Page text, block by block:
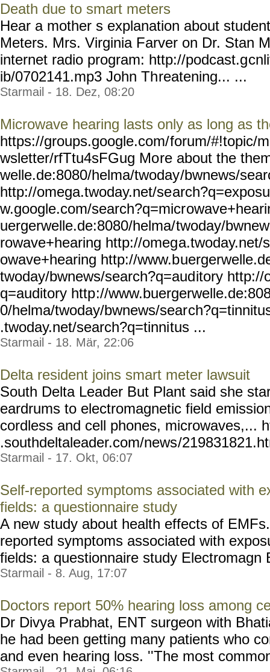
Death due to smart meters
Hear a mother s explanation about
Meters. Mrs. Virginia Farver on Dr. Stan
internet radio program: http://podcast.g
ib/0702141.mp3 John Threatening... ...
Starmail - 18. Dez, 08:20
Microwave hearing lasts only as long as
https://groups.google.com/forum/#!topic/
wsletter/rfTtu4sFGug More about the
welle.de:8080/helma/twoday/bwnews/
http://omega.twoday.net/se
w.google.com/search?q=micr
uergerwelle.de:8080/helma/twoday/
rowave+hearing http://omega.twoday.net/
owave+hearing http://www.b
twoday/bwnews/search?q=auditory http://
q=auditory http://
0/helma/twoday/bwnews/sear
.twoday.net/search?q=tinnitus ...
Starmail - 18. Mär, 22:06
Delta resident joins smart meter lawsuit
South Delta Leader But Plant said she
eardrums to electromagnetic field
cordless and cell phones, microwaves,...
.southdeltaleader.com/news/
Starmail - 17. Okt, 06:07
Self-reported symptoms associated with
fields: a questionnaire study
A new study about health effects of
reported symptoms associated with
fields: a questionnaire study Electromagn
Starmail - 8. Aug, 17:07
Doctors report 50% hearing loss among
Dr Divya Prabhat, ENT surgeon with
he had been getting many patients who
and even hearing loss. ''The most